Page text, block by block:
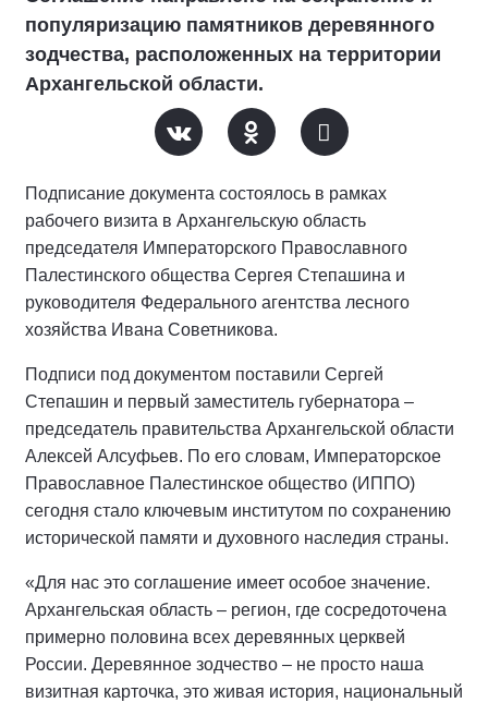
популяризацию памятников деревянного
зодчества, расположенных на территории
Архангельской области.
Подписание документа состоялось в рамках
рабочего визита в Архангельскую область
председателя Императорского Православного
Палестинского общества Сергея Степашина и
руководителя Федерального агентства лесного
хозяйства Ивана Советникова.
Подписи под документом поставили Сергей
Степашин и первый заместитель губернатора –
председатель правительства Архангельской области
Алексей Алсуфьев. По его словам, Императорское
Православное Палестинское общество (ИППО)
сегодня стало ключевым институтом по сохранению
исторической памяти и духовного наследия страны.
«Для нас это соглашение имеет особое значение.
Архангельская область – регион, где сосредоточена
примерно половина всех деревянных церквей
России. Деревянное зодчество – не просто наша
визитная карточка, это живая история, национальный